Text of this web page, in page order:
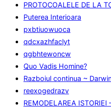
PROTOCOALELE DE LA
Puterea Interioara
pxbtiuowuoca
qdcxazhfaclyt
qgbhtewoncw
Quo Vadis Homine?
Razboiul continua ~
reexogedrazv
REMODELAREA